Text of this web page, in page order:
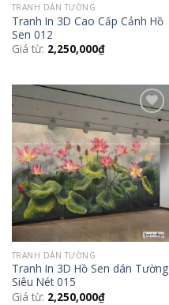
TRANH DÁN TƯỜNG
Tranh In 3D Cao Cấp Cảnh Hồ
Sen 012
Giá từ: 2,250,000₫
Add to
Wishlist
TRANH DÁN TƯỜNG
Tranh In 3D Hồ Sen dán Tường
Siêu Nét 015
Giá từ: 2,250,000₫